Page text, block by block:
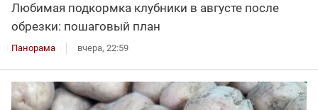
Любимая подкормка клубники в августе после
обрезки: пошаговый план
Панорама вчера, 22:59